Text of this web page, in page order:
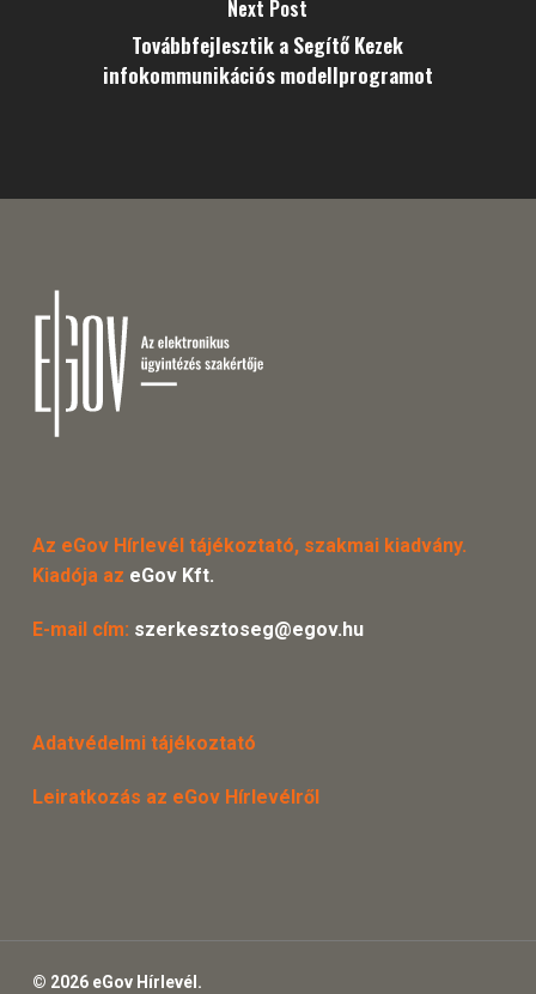
Next Post
Továbbfejlesztik a Segítő Kezek
infokommunikációs modellprogramot
Az eGov Hírlevél tájékoztató, szakmai kiadvány.
Kiadója az eGov Kft.
E-mail cím: szerkesztoseg@egov.hu
Adatvédelmi tájékoztató
Leiratkozás az eGov Hírlevélről
© 2026 eGov Hírlevél.